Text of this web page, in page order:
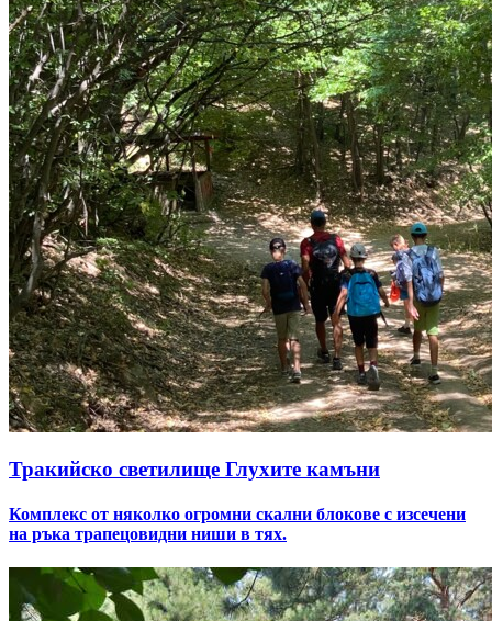
Тракийско светилище Глухите камъни
Комплекс от няколко огромни скални блокове с изсечени
на ръка трапецовидни ниши в тях.